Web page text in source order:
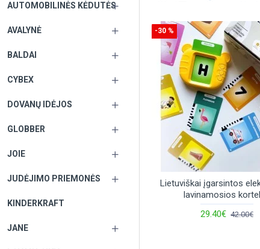
AUTOMOBILINĖS KĖDUTĖS
AVALYNĖ
BALDAI
CYBEX
DOVANŲ IDĖJOS
GLOBBER
JOIE
JUDĖJIMO PRIEMONĖS
KINDERKRAFT
JANE
-30 %
Lietuviškai įgarsintos
lavinamosios
29.40€ 42.00€